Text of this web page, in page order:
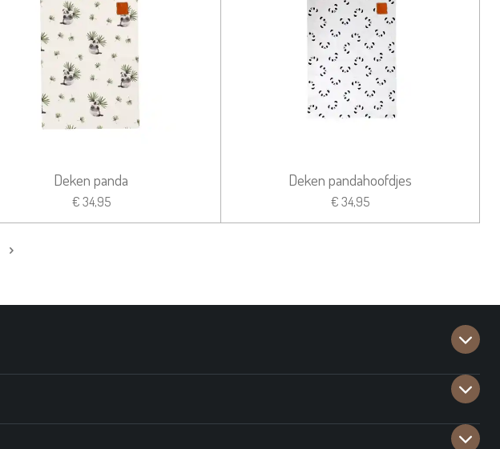
Deken panda
€ 34,95
Deken pandahoofdjes
€ 34,95